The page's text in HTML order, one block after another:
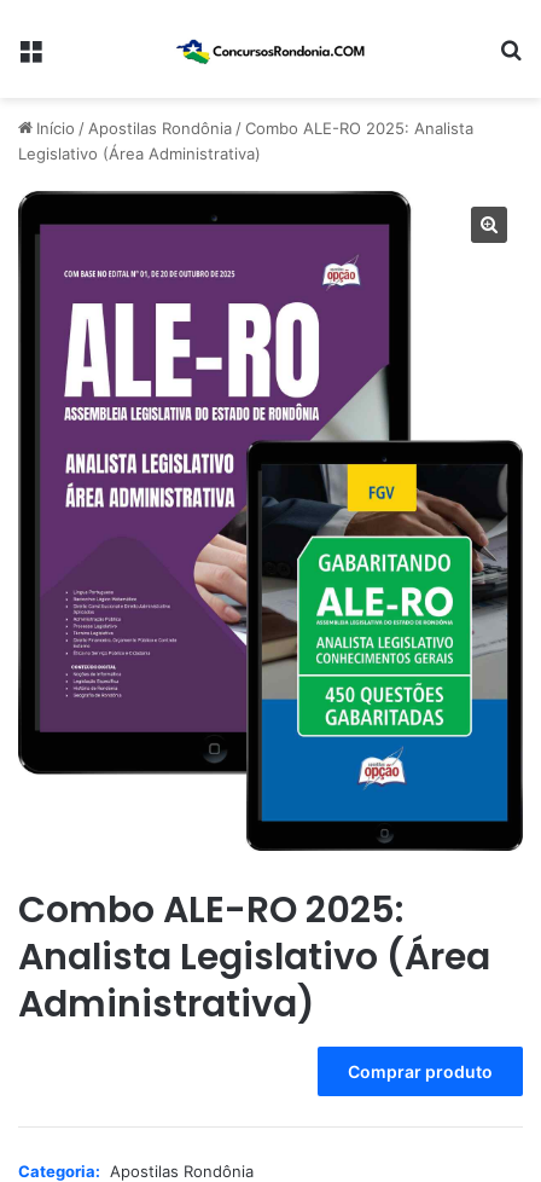
Menu
Início /Apostilas Rondônia/Combo ALE-RO 2025: Analista
Legislativo (Área Administrativa)
Combo ALE-RO 2025:
Analista Legislativo (Área
Administrativa)
Comprar produto
Categoria: Apostilas Rondônia